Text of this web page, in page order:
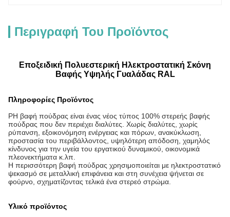
Περιγραφή Του Προϊόντος
Εποξειδική Πολυεστερική Ηλεκτροστατική Σκόνη
Βαφής Υψηλής Γυαλάδας RAL
Πληροφορίες Προϊόντος
PΗ βαφή πούδρας είναι ένας νέος τύπος 100% στερεής βαφής
πούδρας που δεν περιέχει διαλύτες. Χωρίς διαλύτες, χωρίς
ρύπανση, εξοικονόμηση ενέργειας και πόρων, ανακύκλωση,
προστασία του περιβάλλοντος, υψηλότερη απόδοση, χαμηλός
κίνδυνος για την υγεία του εργατικού δυναμικού, οικονομικά
πλεονεκτήματα κ.λπ.
Η περισσότερη βαφή πούδρας χρησιμοποιείται με ηλεκτροστατικό
ψεκασμό σε μεταλλική επιφάνεια και στη συνέχεια ψήνεται σε
φούρνο, σχηματίζοντας τελικά ένα στερεό στρώμα.
Υλικό προϊόντος